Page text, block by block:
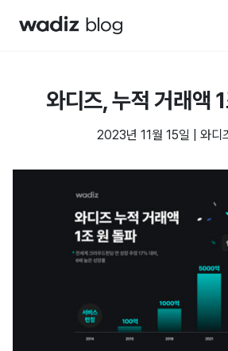
와디즈, 누적 거래액
2023년 11월 15일 와디